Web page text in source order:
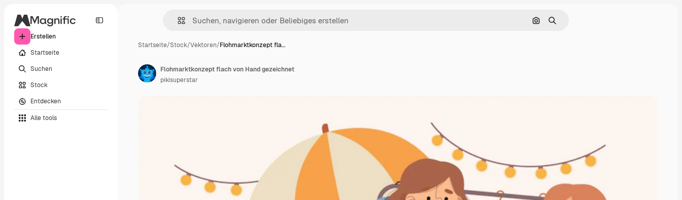
Erstellen
Startseite
Suchen
Stock
Entdecken
Alle tools
Nach Bild suchen
Suchen
Startseite/Stock/Vektoren/Flohmarktkonzept fla…
Flohmarktkonzept flach von Hand gezeichnet
pikisuperstar